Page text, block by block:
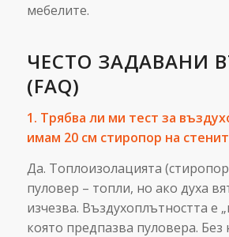
мебелите.
ЧЕСТО ЗАДАВАНИ
(FAQ)
1. Трябва ли ми тест за
имам 20 см стиропор на
Да. Топлоизолацията
пуловер – топли, но ако духа
изчезва. Въздухоплътността е
която предпазва пуловера. Без